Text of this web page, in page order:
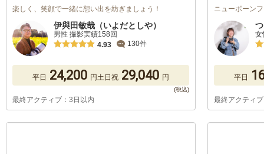
楽しく、笑顔で一緒に想い出を紡ぎましょう！
伊與田敏哉（いよだとしや）
男性 撮影実績158回
4.93
130件
平日 24,200 円土日祝 29,040 円
最終アクティブ：3日以内
ニューボーン
女
平日
最終アクティ